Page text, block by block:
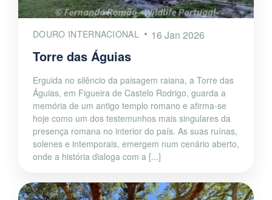
DOURO INTERNACIONAL 16 Jan 2026
Torre das Águias
Erguida no silêncio da paisagem raiana, a Torre das
Águias, em Figueira de Castelo Rodrigo, guarda a
memória de um antigo templo romano e afirma-se
hoje como um dos testemunhos mais singulares da
presença romana no interior do país. As suas ruínas,
solenes e intemporais, emergem num cenário aberto,
onde a história dialoga com a [...]